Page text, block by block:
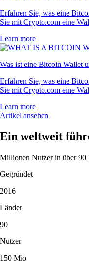
Erfahren Sie, was eine
Sie mit Crypto.com eine
Learn more
Was ist eine Bitcoin Wallet
Erfahren Sie, was eine
Sie mit Crypto.com eine
Learn more
Artikel ansehen
Ein weltweit
Millionen Nutzer in über 90
Gegründet
2016
Länder
90
Nutzer
150 Mio